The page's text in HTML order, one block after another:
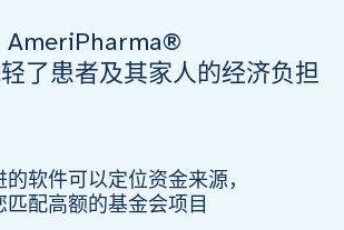
AmeriPharma®
了患者及其家人的经济负担
的软件可以定位资金来源，
匹配高额的基金会项目